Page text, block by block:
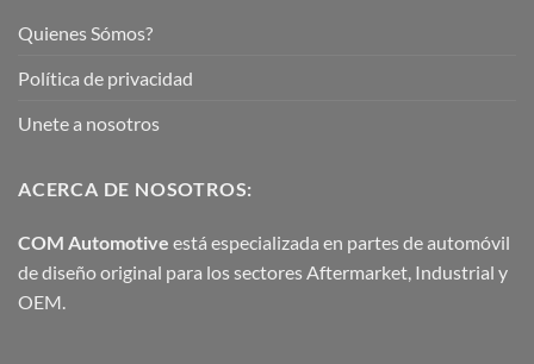
Quienes Sómos?
Política de privacidad
Unete a nosotros
ACERCA DE NOSOTROS:
COM Automotive está especializada en partes de automóvil
de diseño original para los sectores Aftermarket, Industrial y
OEM.